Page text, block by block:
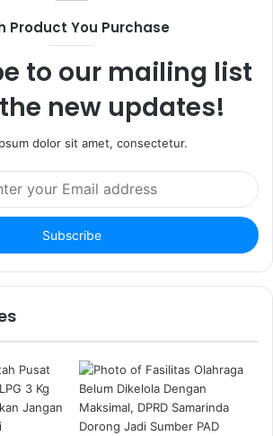
t
o
k
r
m
Product You Purchase
to our mailing list
new updates!
dolor sit amet, consectetur.